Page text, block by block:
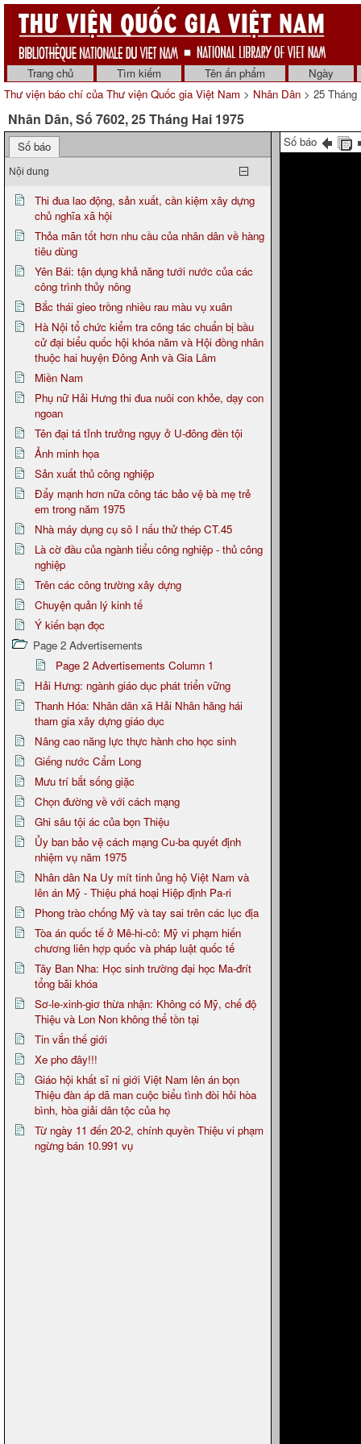
Trang chủ Tìm kiếm Tên ấn phẩm
Ngày
Thư viện báo chí của Thư viện Quốc gia Việt Nam > Nhân Dân > 25 Tháng
Nhân Dân, Số 7602, 25 Tháng Hai 1975
Số báo
Nội dung
Thi đua lao động, sản xuất, cần kiệm xây dựng
chủ nghĩa xã hội
Thỏa mãn tốt hơn nhu cầu của nhân dân về hàng
tiêu dùng
Yên Bái: tận dụng khả năng tưới nước của các
công trình thủy nông
Bắc thái gieo trồng nhiều rau màu vụ xuân
Hà Nội tổ chức kiểm tra công tác chuẩn bị bầu
cử đại biểu quốc hội khóa năm và Hội đồng nhân
thuộc hai huyện Đông Anh và Gia Lâm
Miền Nam
Phụ nữ Hải Hưng thi đua nuôi con khỏe, dạy con
ngoan
Tên đại tá tỉnh trưởng ngụy ở U-đông đền tội
Ảnh minh họa
Sản xuất thủ công nghiệp
Đẩy mạnh hơn nữa công tác bảo vệ bà mẹ trẻ
em trong năm 1975
Nhà máy dụng cụ sô I nấu thử thép CT.45
Là cờ đầu của ngành tiểu công nghiệp - thủ công
nghiệp
Trên các công trường xây dựng
Chuyện quản lý kinh tế
Ý kiến bạn đọc
Page 2 Advertisements
Page 2 Advertisements Column 1
Hải Hưng: ngành giáo dục phát triển vững
Thanh Hóa: Nhân dân xã Hải Nhân hăng hái
tham gia xây dựng giáo dục
Nâng cao năng lực thực hành cho học sinh
Giếng nước Cẩm Long
Mưu trí bắt sống giặc
Chọn đường về với cách mạng
Ghi sâu tội ác của bọn Thiệu
Ủy ban bảo vệ cách mạng Cu-ba quyết định
nhiệm vụ năm 1975
Nhân dân Na Uy mít tinh ủng hộ Việt Nam và
lên án Mỹ - Thiệu phá hoại Hiệp định Pa-ri
Phong trào chống Mỹ và tay sai trên các lục địa
Tòa án quốc tế ở Mê-hi-cô: Mỹ vi phạm hiến
chương liên hợp quốc và pháp luật quốc tế
Tây Ban Nha: Học sinh trường đại học Ma-đrít
tổng bãi khóa
Sơ-le-xinh-giơ thừa nhận: Không có Mỹ, chế độ
Thiệu và Lon Non không thể tồn tại
Tin vắn thế giới
Xe pho đây!!!
Giáo hội khất sĩ ni giới Việt Nam lên án bọn
Thiệu đàn áp dã man cuộc biểu tình đòi hỏi hòa
bình, hòa giải dân tộc của họ
Từ ngày 11 đến 20-2, chính quyền Thiệu vi phạm
ngừng bán 10.991 vụ
Số báo